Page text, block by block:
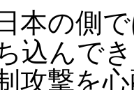
本の側
込んで
攻撃を